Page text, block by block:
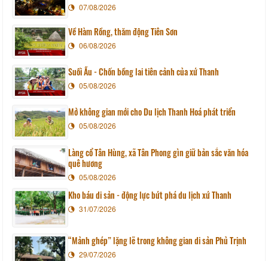
07/08/2026
Về Hàm Rồng, thăm động Tiên Sơn
06/08/2026
Suối Ấu - Chốn bồng lai tiên cảnh của xứ Thanh
05/08/2026
Mở không gian mới cho Du lịch Thanh Hoá phát triển
05/08/2026
Làng cổ Tân Hùng, xã Tân Phong gìn giữ bản sắc văn hóa
quê hương
05/08/2026
Kho báu di sản - động lực bứt phá du lịch xứ Thanh
31/07/2026
“Mảnh ghép” lặng lẽ trong không gian di sản Phủ Trịnh
29/07/2026